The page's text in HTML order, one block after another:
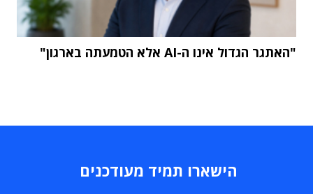
"האתגר הגדול אינו ה-AI אלא הטמעתה בארגון"
הישארו תמיד מעודכנים